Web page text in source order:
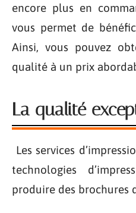
encore plus en
vous permet de
Ainsi, vous pouvez
qualité à un prix
La qualité
Les services
technologies
produire des brochures